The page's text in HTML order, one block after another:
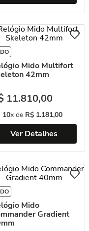
Mido Multifort
42mm
11.810,00
10x de R$ 1.181,00
Ver Detalhes
Mido
Gradient